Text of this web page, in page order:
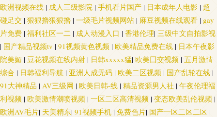
wwwav黄色 老湿机91 黄色小说视频网址 51福利视频导航 黄色欧美网站 午夜
男女激情啪啪 超碰成人综合 欧美成人第一页 91观看在线视频 国产精品成人
网站 99热九九这里 免费三级欧韩 18视频黄app 国产内射自拍1 九九热只有精
品 91欧美色色 久久国产一区 99超碰碰碰碰碰 久久伊人亚洲 国产色网 亚洲
AV黄色网址 东京热麻豆 日本色资源 91涩涩网 海角综合福利导航 日本色情
欧洲视频在线 | 成人三级影院 | 手机看片国产 | 日本成年人电影 | 超
碰足交 | 狠狠擼狠狠擼 | 一级毛片视频网站 | 麻豆视频在线观看 | gay
片免费 | 福利社区一二 | 成人动漫入口 | 香港伦理| 三级中文自拍影视
| 国产精品视频tv | 91视频黄色视频 | 欧美精品免费在线 | 日本午夜影
院美媚 | 豆花视频在线内射 | 日韩xxxxx猛| 欧美囗交视频 | 五月激情
综合 | 日韩福利导航 | 亚洲人成无码 | 欧美二区视频 | 国产乱轮在线 |
91大神精品 | AV三级网 | 欧美日韩-线 | 精品资源男人社 | 午夜伦理福
利视频 | 欧美激情潮喷视频 | 一区二区高清视频 | 变态欧美乱伦视频 |
欧洲AV毛片| 天美精东| 91视频手机 | 免费色片| 国产一区二区二区 |